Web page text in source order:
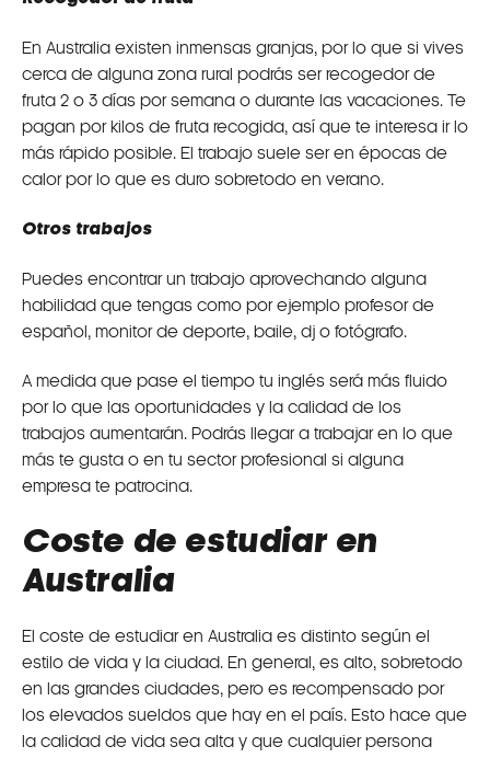
En Australia existen inmensas granjas, por lo que si vives
cerca de alguna zona rural podrás ser recogedor de
fruta 2 o 3 días por semana o durante las vacaciones. Te
pagan por kilos de fruta recogida, así que te interesa ir lo
más rápido posible. El trabajo suele ser en épocas de
calor por lo que es duro sobretodo en verano.
Otros trabajos
Puedes encontrar un trabajo aprovechando alguna
habilidad que tengas como por ejemplo profesor de
español, monitor de deporte, baile, dj o fotógrafo.
A medida que pase el tiempo tu inglés será más fluido
por lo que las oportunidades y la calidad de los
trabajos aumentarán. Podrás llegar a trabajar en lo que
más te gusta o en tu sector profesional si alguna
empresa te patrocina.
Coste de estudiar en
Australia
El coste de estudiar en Australia es distinto según el
estilo de vida y la ciudad. En general, es alto, sobretodo
en las grandes ciudades, pero es recompensado por
los elevados sueldos que hay en el país. Esto hace que
la calidad de vida sea alta y que cualquier persona